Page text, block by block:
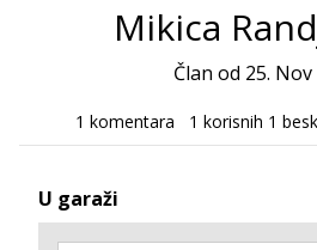
Mikica
Član od 25. Nov
1 komentara 1 korisnih 1
U garaži